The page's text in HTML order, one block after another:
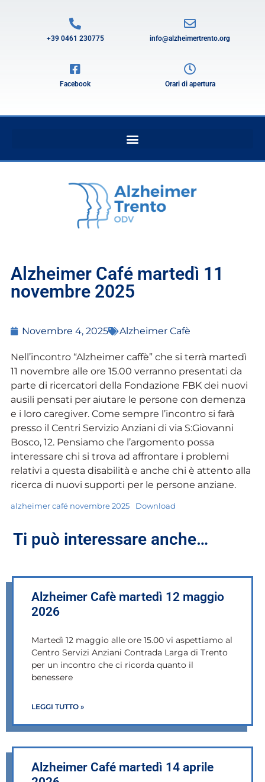
+39 0461 230775 info@alzheimertrento.org
Facebook Orari di apertura
Alzheimer Café martedì 11
novembre 2025
Novembre 4, 2025 Alzheimer Cafè
Nell’incontro “Alzheimer caffè” che si terrà martedì
11 novembre alle ore 15.00 verranno presentati da
parte di ricercatori della Fondazione FBK dei nuovi
ausili pensati per aiutare le persone con demenza
e i loro caregiver. Come sempre l’incontro si farà
presso il Centri Servizio Anziani di via S:Giovanni
Bosco, 12. Pensiamo che l’argomento possa
interessare chi si trova ad affrontare i problemi
relativi a questa disabilità e anche chi è attento alla
ricerca di nuovi supporti per le persone anziane.
alzheimer café novembre 2025 Download
Ti può interessare anche…
Alzheimer Cafè martedì 12 maggio
2026
Martedì 12 maggio alle ore 15.00 vi aspettiamo al
Centro Servizi Anziani Contrada Larga di Trento
per un incontro che ci ricorda quanto il
benessere
LEGGI TUTTO »
Alzheimer Café martedì 14 aprile